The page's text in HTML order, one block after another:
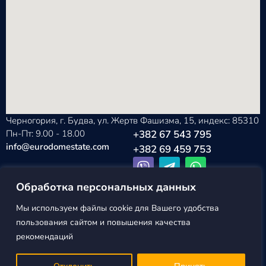
Обработка персональных данных
Мы используем файлы cookie для Вашего удобства
пользования сайтом и повышения качества
рекомендаций
Черногория, г. Будва, ул. Жертв Фашизма, 15, индекс: 85310
Пн-Пт: 9.00 - 18.00
info@eurodomestate.com
+382 67 543 795
+382 69 459 753
EURODOM
ESTATE ©2026
Политика конфиденциальности
Пользовательское соглашение